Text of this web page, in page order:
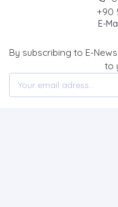
+90
E-
By subscribing to E-
to